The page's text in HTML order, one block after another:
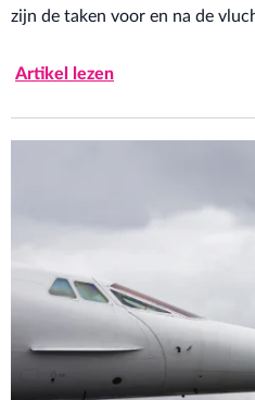
zijn de taken voor en na de
Artikel lezen